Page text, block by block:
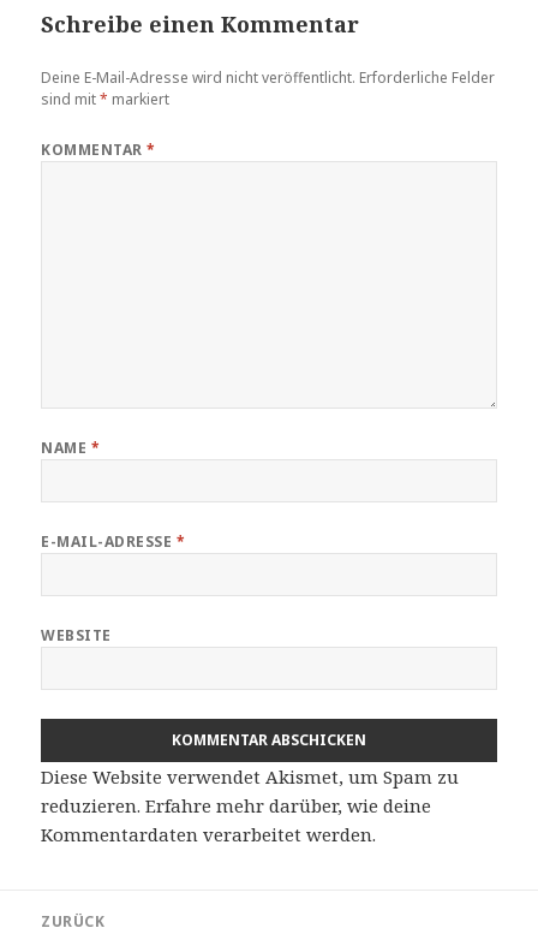
Schreibe einen Kommentar
Deine E-Mail-Adresse wird nicht veröffentlicht. Erforderliche Felder
sind mit* markiert
KOMMENTAR*
NAME *
E-MAIL-ADRESSE *
WEBSITE
Diese Website verwendet Akismet, um Spam zu
reduzieren.Erfahre mehr darüber, wie deine
Kommentardaten verarbeitet werden.
ZURÜCK